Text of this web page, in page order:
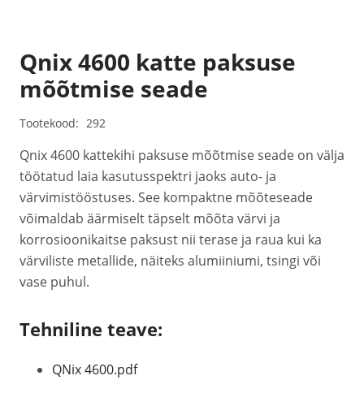
Qnix 4600 katte paksuse
mõõtmise seade
Tootekood: 292
Qnix 4600 kattekihi paksuse mõõtmise seade on välja
töötatud laia kasutusspektri jaoks auto- ja
värvimistööstuses. See kompaktne mõõteseade
võimaldab äärmiselt täpselt mõõta värvi ja
korrosioonikaitse paksust nii terase ja raua kui ka
värviliste metallide, näiteks alumiiniumi, tsingi või
vase puhul.
Tehniline teave:
QNix 4600.pdf